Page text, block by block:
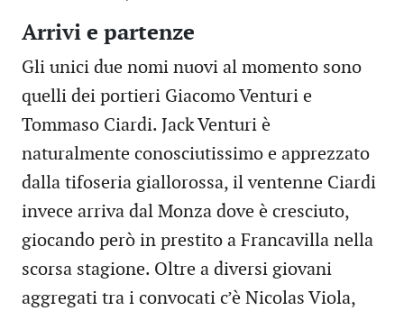
Arrivi e partenze
Gli unici due nomi nuovi al momento sono
quelli dei portieri Giacomo Venturi e
Tommaso Ciardi. Jack Venturi è
naturalmente conosciutissimo e apprezzato
dalla tifoseria giallorossa, il ventenne Ciardi
invece arriva dal Monza dove è cresciuto,
giocando però in prestito a Francavilla nella
scorsa stagione. Oltre a diversi giovani
aggregati tra i convocati c’è Nicolas Viola,